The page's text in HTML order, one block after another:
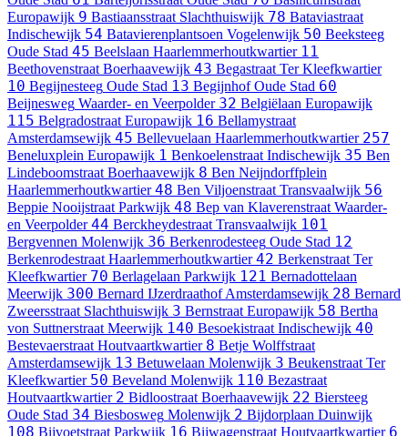
Europawijk 9 Bastiaansstraat Slachthuiswijk 78 Bataviastraat
Indischewijk 54 Batavierenplantsoen Vogelenwijk 50 Beeksteeg
Oude Stad 45 Beelslaan Haarlemmerhoutkwartier 11
Beethovenstraat Boerhaavewijk 43 Begastraat Ter Kleefkwartier
10 Begijnesteeg Oude Stad 13 Begijnhof Oude Stad 60
Beijnesweg Waarder- en Veerpolder 32 Belgiëlaan Europawijk
115 Belgradostraat Europawijk 16 Bellamystraat
Amsterdamsewijk 45 Bellevuelaan Haarlemmerhoutkwartier 257
Beneluxplein Europawijk 1 Benkoelenstraat Indischewijk 35 Ben
Lindeboomstraat Boerhaavewijk 8 Ben Neijndorffplein
Haarlemmerhoutkwartier 48 Ben Viljoenstraat Transvaalwijk 56
Beppie Nooijstraat Parkwijk 48 Bep van Klaverenstraat Waarder-
en Veerpolder 44 Berckheydestraat Transvaalwijk 101
Bergvennen Molenwijk 36 Berkenrodesteeg Oude Stad 12
Berkenrodestraat Haarlemmerhoutkwartier 42 Berkenstraat Ter
Kleefkwartier 70 Berlagelaan Parkwijk 121 Bernadottelaan
Meerwijk 300 Bernard IJzerdraathofAmsterdamsewijk 28 Bernard
Zweersstraat Slachthuiswijk 3 Bernstraat Europawijk 58 Bertha
von Suttnerstraat Meerwijk 140 Besoekistraat Indischewijk 40
Bestevaerstraat Houtvaartkwartier 8 Betje Wolffstraat
Amsterdamsewijk 13 Betuwelaan Molenwijk 3 Beukenstraat Ter
Kleefkwartier 50 Beveland Molenwijk 110 Bezastraat
Houtvaartkwartier 2 Bidloostraat Boerhaavewijk 22 Biersteeg
Oude Stad 34 Biesbosweg Molenwijk 2 Bijdorplaan Duinwijk
108 Bijvoetstraat Parkwijk 16 Bijwagenstraat Houtvaartkwartier 6